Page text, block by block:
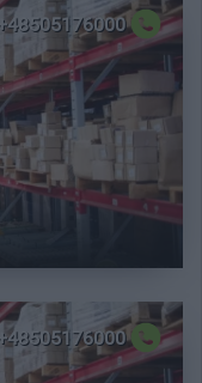
+48505176000
+48505176000